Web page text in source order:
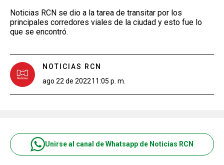
Noticias RCN se dio a la tarea de transitar por los
principales corredores viales de la ciudad y esto fue lo
que se encontró.
NOTICIAS RCN
ago 22 de 202211:05 p. m.
Unirse al canal de Whatsapp de Noticias RCN